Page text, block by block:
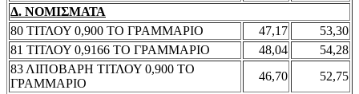
Δ. ΝΟΜΙΣΜΑΤΑ
80 ΤΙΤΛΟΥ 0,900 ΤΟ ΓΡΑΜΜΑΡΙΟ
47,17
53,30
81 ΤΙΤΛΟΥ 0,9166 ΤΟ ΓΡΑΜΜΑΡΙΟ
48,04
54,28
83 ΛΙΠΟΒΑΡΗ ΤΙΤΛΟΥ 0,900 ΤΟ
ΓΡΑΜΜΑΡΙΟ
46,70
52,75